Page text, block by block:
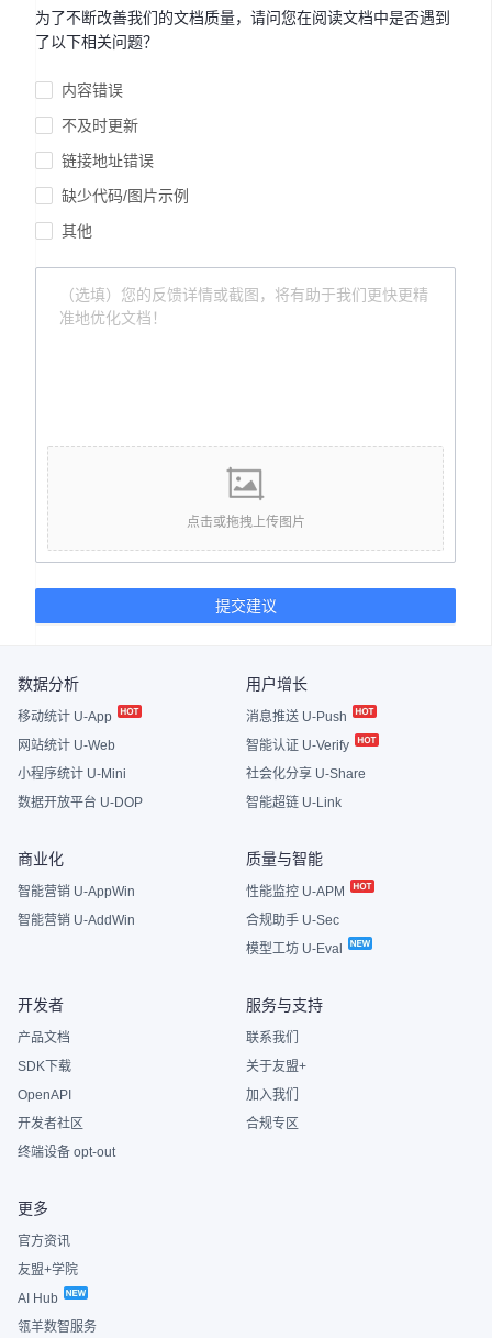
为了不断改善我们的文档质量，请问您在阅读文档中是否遇到
了以下相关问题？
内容错误
不及时更新
链接地址错误
缺少代码/图片示例
其他
点击或拖拽上传图片
提交建议
数据分析
移动统计 U-App
网站统计 U-Web
小程序统计 U-Mini
数据开放平台 U-DOP
用户增长
消息推送 U-Push
智能认证 U-Verify
社会化分享 U-Share
智能超链 U-Link
商业化
智能营销 U-AppWin
智能营销 U-AddWin
质量与智能
性能监控 U-APM
合规助手 U-Sec
模型工坊 U-Eval
开发者
产品文档
SDK下载
OpenAPI
开发者社区
终端设备 opt-out
服务与支持
联系我们
关于友盟+
加入我们
合规专区
更多
官方资讯
友盟+学院
AI Hub
瓴羊数智服务